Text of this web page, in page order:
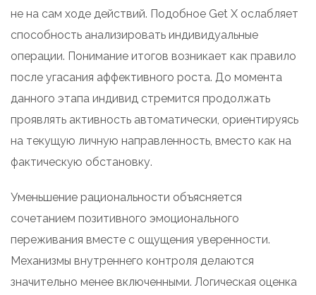
не на сам ходе действий. Подобное Get X ослабляет
способность анализировать индивидуальные
операции. Понимание итогов возникает как правило
после угасания аффективного роста. До момента
данного этапа индивид стремится продолжать
проявлять активность автоматически, ориентируясь
на текущую личную направленность, вместо как на
фактическую обстановку.
Уменьшение рациональности объясняется
сочетанием позитивного эмоционального
переживания вместе с ощущения уверенности.
Механизмы внутреннего контроля делаются
значительно менее включенными. Логическая оценка